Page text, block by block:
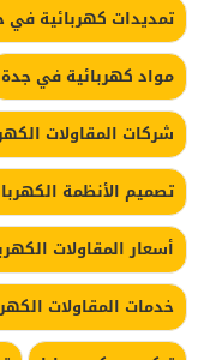
تمديدات كهربائية في
مواد كهربائية في جدة
شركات المقاولات
تصميم الأنظمة
أسعار المقاولات
خدمات المقاولات